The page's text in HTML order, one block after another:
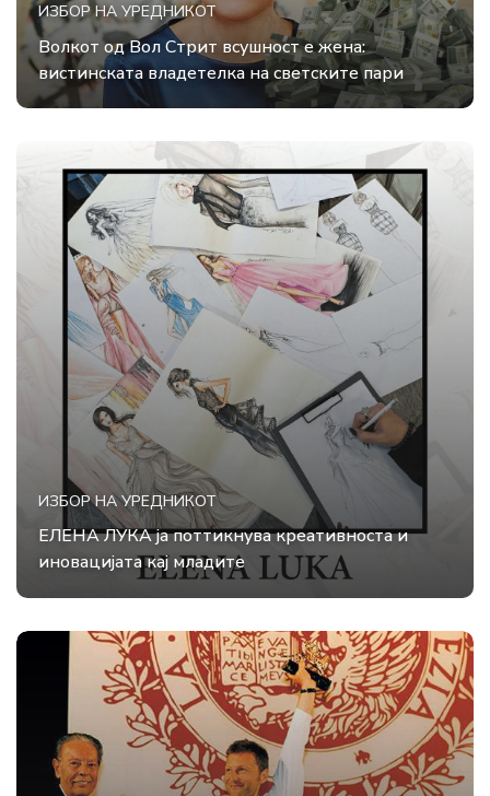
ИЗБОР НА УРЕДНИКОТ
Волкот од Вол Стрит всушност е жена:
вистинската владетелка на светските пари
ИЗБОР НА УРЕДНИКОТ
ЕЛЕНА ЛУКА ја поттикнува креативноста и
иновацијата кај младите